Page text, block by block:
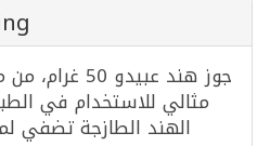
جوز هند
مثالي للاستخدام في
الهند الطازجة تضفي